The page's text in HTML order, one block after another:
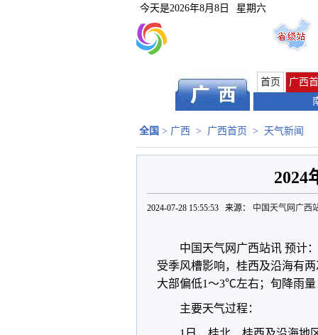
今天是2026年8月8日 星期六
首页
广西
全国 > 广西 > 广西首页 > 天气新闻
2024
2024-07-28 15:55:53 来源： 中国天气网广西
中国天气网广西站讯 预计
受季风槽影响，桂西及沿海有
大部偏低1～3℃左右；旬降雨
主要天气过程：